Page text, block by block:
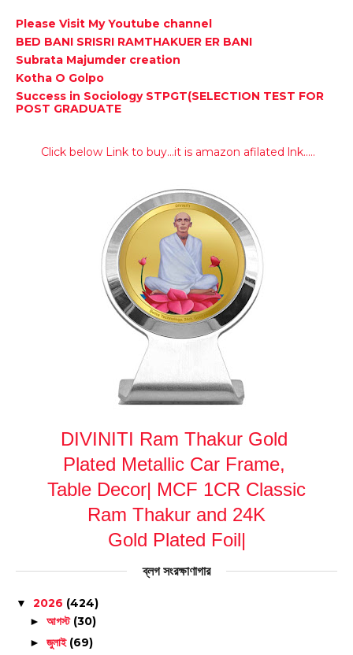
Please Visit My Youtube channel
BED BANI SRISRI RAMTHAKUER ER BANI
Subrata Majumder creation
Kotha O Golpo
Success in Sociology STPGT(SELECTION TEST FOR
POST GRADUATE
Click below Link to buy...it is amazon afilated lnk.....
DIVINITI Ram Thakur Gold
Plated Metallic Car Frame,
Table Decor| MCF 1CR Classic
Ram Thakur and 24K
Gold Plated Foil|
ব্লগ সংরক্ষাণাগার
▼ 2026 (424)
► আগস্ট (30)
► জুলাই (69)